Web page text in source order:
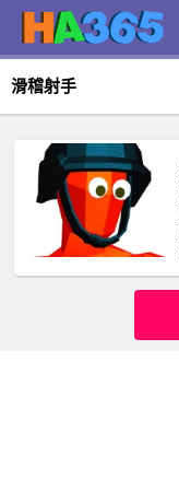
滑稽射手